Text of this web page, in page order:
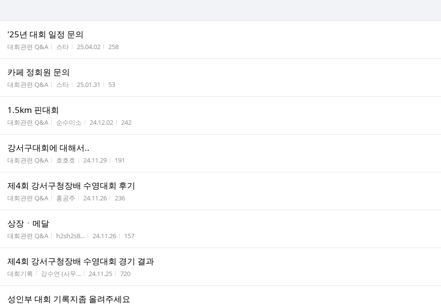
'25년 대회 일정 문의
게시판명
대회관련 Q&A 작성자
스타 작성시간
25.04.02 조회수
258
카페 정회원 문의
게시판명
대회관련 Q&A 작성자
스타 작성시간
25.01.31 조회수
53
1.5km 핀대회
게시판명
대회관련 Q&A 작성자
순수미소 작성시간
24.12.02 조회수
242
강서구대회에 대해서..
게시판명
대회관련 Q&A 작성자
호호호 작성시간
24.11.29 조회수
191
제4회 강서구청장배 수영대회 후기
게시판명
대회관련 Q&A 작성자
홍공주 작성시간
24.11.26 조회수
236
상장ㆍ메달
게시판명
대회관련 Q&A 작성자
h2sh2s8... 작성시간
24.11.26 조회수
157
제4회 강서구청장배 수영대회 경기 결과
게시판명
대회기록 작성자
강수연 (사무... 작성시간
24.11.25 조회수
720
성인부 대회 기록지좀 올려주세요